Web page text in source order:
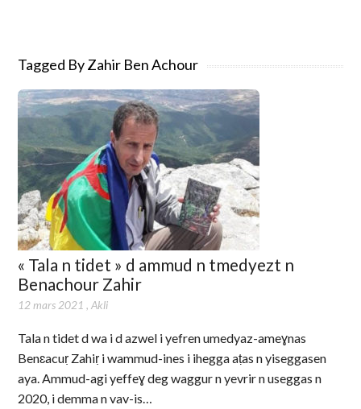
Tagged By Zahir Ben Achour
« Tala n tidet » d ammud n tmedyezt n
Benachour Zahir
12 mars 2021 ,Akli
Tala n tidet d wa i d azwel i yefren umedyaz-ameɣnas
Benɛacuṛ Zahiṛ i wammud-ines i ihegga aṭas n yiseggasen
aya. Ammud-agi yeffeɣ deg waggur n yevrir n useggas n
2020, i demma n vav-is…